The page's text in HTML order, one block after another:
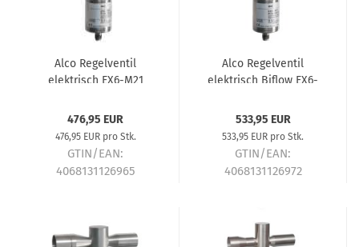
Alco Regelventil
elektrisch EX6-M21
476,95 EUR
476,95 EUR pro Stk.
GTIN/EAN:
4068131126965
Alco Regelventil
elektrisch Biflow EX6-
800622
533,95 EUR
533,95 EUR pro Stk.
GTIN/EAN:
4068131126972